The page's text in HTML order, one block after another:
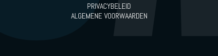
PRIVACYBELEID
ALGEMENE VOORWAARDEN